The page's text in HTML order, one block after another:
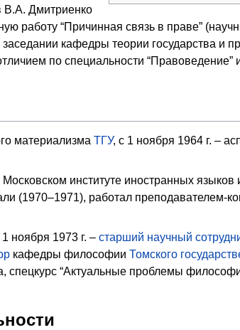
В.А. Дмитриенко
работу “Причинная связь в праве”
кафедры теории государства и
по специальности “Правоведение”
материализма ТГУ, с 1 ноября 1964 г. –
институте иностранных
(1970–1971), работал преподавателем-
ноября 1973 г. – старший научный
кафедры философии Томского
спецкурс “Актуальные проблемы